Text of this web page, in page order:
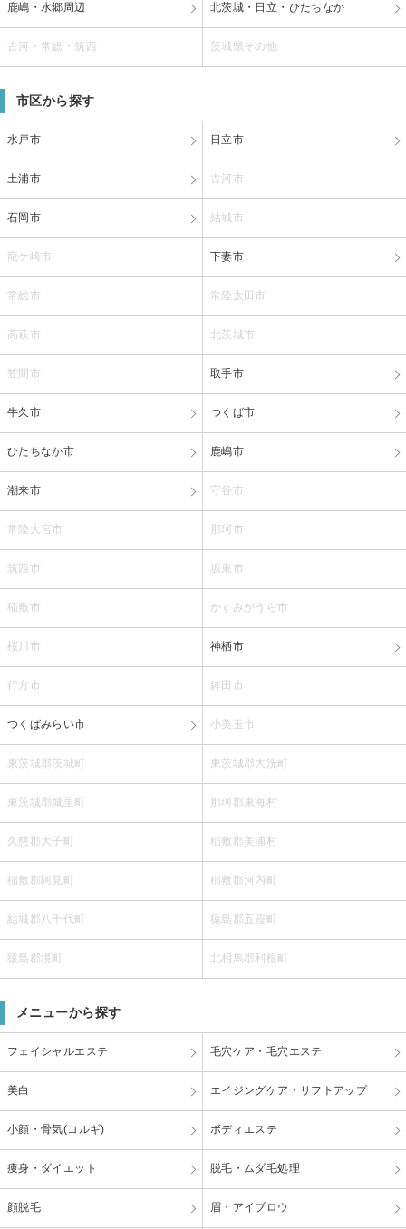
鹿嶋・水郷周辺 北茨城・日立・ひたちなか
古河・常総・筑西 茨城県その他
市区から探す
水戸市 日立市
土浦市 古河市
石岡市 結城市
龍ケ崎市 下妻市
常総市 常陸太田市
高萩市 北茨城市
笠間市 取手市
牛久市 つくば市
ひたちなか市 鹿嶋市
潮来市 守谷市
常陸大宮市 那珂市
筑西市 坂東市
稲敷市 かすみがうら市
桜川市 神栖市
行方市 鉾田市
つくばみらい市 小美玉市
東茨城郡茨城町 東茨城郡大洗町
東茨城郡城里町 那珂郡東海村
久慈郡大子町 稲敷郡美浦村
稲敷郡阿見町 稲敷郡河内町
結城郡八千代町 猿島郡五霞町
猿島郡境町 北相馬郡利根町
メニューから探す
フェイシャルエステ 毛穴ケア・毛穴エステ
美白 エイジングケア・リフトアップ
小顔・骨気(コルギ) ボディエステ
痩身・ダイエット 脱毛・ムダ毛処理
顔脱毛 眉・アイブロウ